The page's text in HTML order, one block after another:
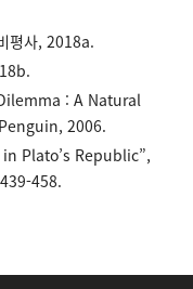
평사, 2018a.
: A Natural
2006.
Plato’s Republic”,
458.